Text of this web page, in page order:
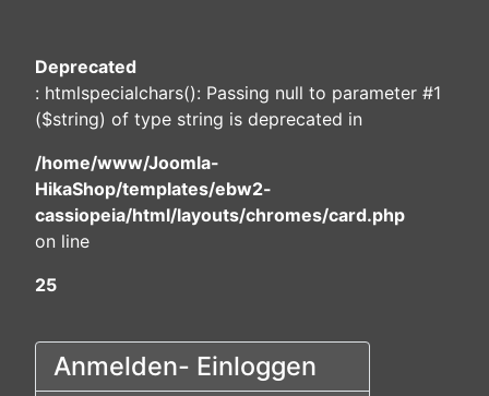
Deprecated
: htmlspecialchars(): Passing null to parameter #1
($string) of type string is deprecated in
/home/www/Joomla-
HikaShop/templates/ebw2-
cassiopeia/html/layouts/chromes/card.php
on line
25
Anmelden- Einloggen